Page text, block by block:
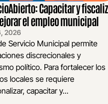
Capacitar y
el empleo municipal
2026
Servicio Municipal permite
discrecionales y
político. Para fortalecer los
locales se requiere
capacitar y...